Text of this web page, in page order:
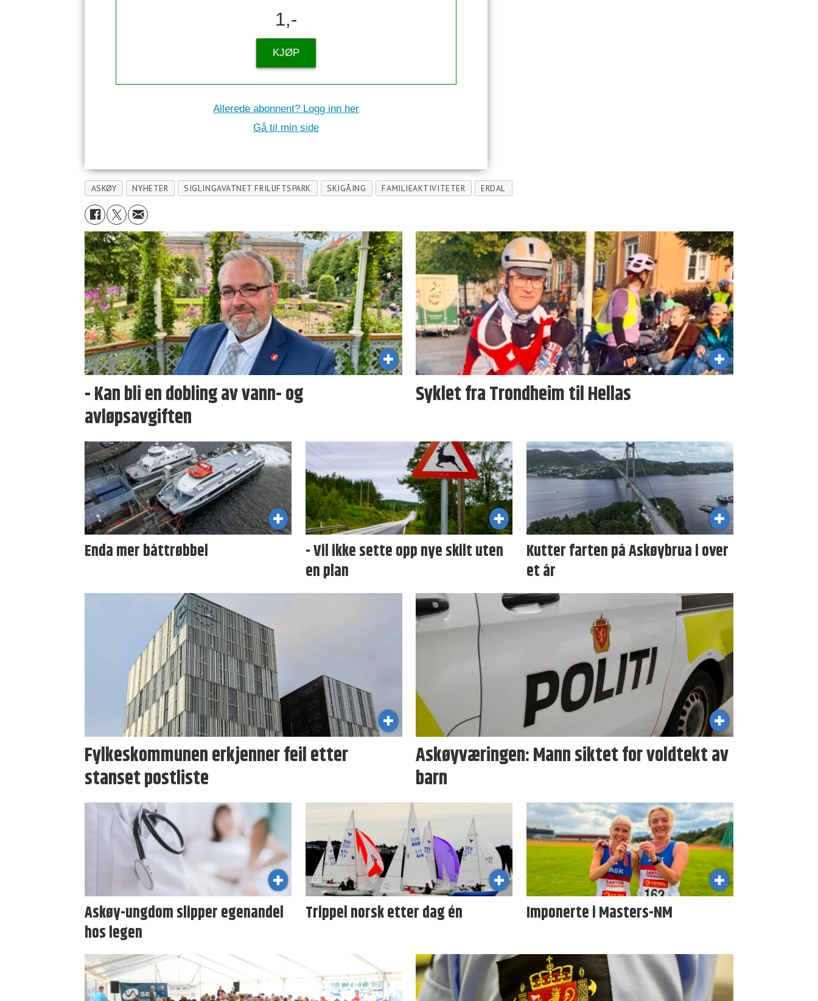
1,-
KJØP
Allerede abonnent? Logg inn her
Gå til min side
ASKØY NYHETER SIGLINGAVATNET FRILUFTSPARK SKIGÅING FAMILIEAKTIVITETER ERDAL
- Kan bli en dobling av vann- og
avløpsavgiften
Syklet fra Trondheim til Hellas
Enda mer båttrøbbel
- Vil ikke sette opp nye skilt uten
en plan
Kutter farten på Askøybrua i over
et år
Fylkeskommunen erkjenner feil etter
stanset postliste
Askøyværingen: Mann siktet for voldtekt av
barn
Askøy-ungdom slipper egenandel
hos legen
Trippel norsk etter dag én Imponerte i Masters-NM